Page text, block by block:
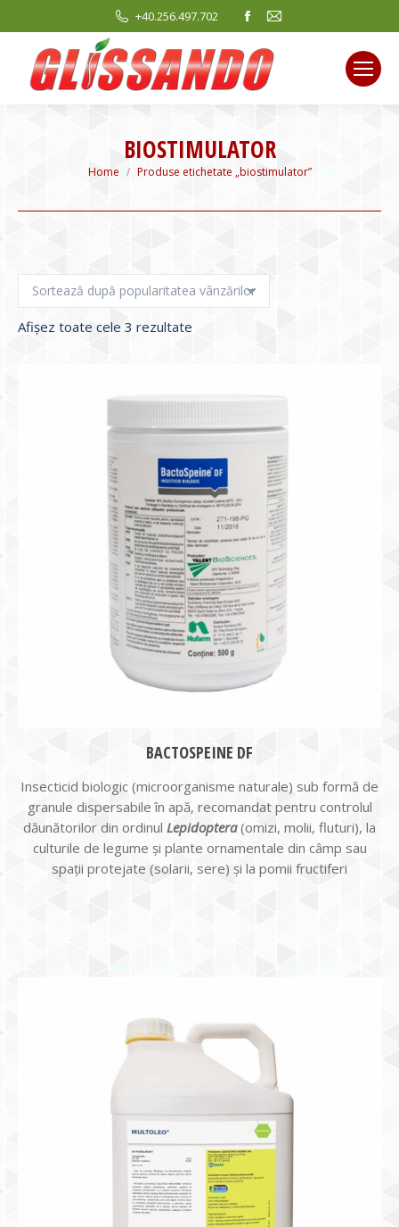
+40.256.497.702
Facebook
opens
in
new
Mail
new
BIOSTIMULATOR
You are here:
Home Produse etichetate „biostimulator”
Afișez toate cele 3 rezultate
BACTOSPEINE DF
Insecticid biologic (microorganisme naturale) sub formă de
granule dispersabile în apă, recomandat pentru controlul
dăunătorilor din ordinul Lepidoptera(omizi, molii, fluturi), la
culturile de legume și plante ornamentale din câmp sau
spații protejate (solarii, sere) și la pomii fructiferi